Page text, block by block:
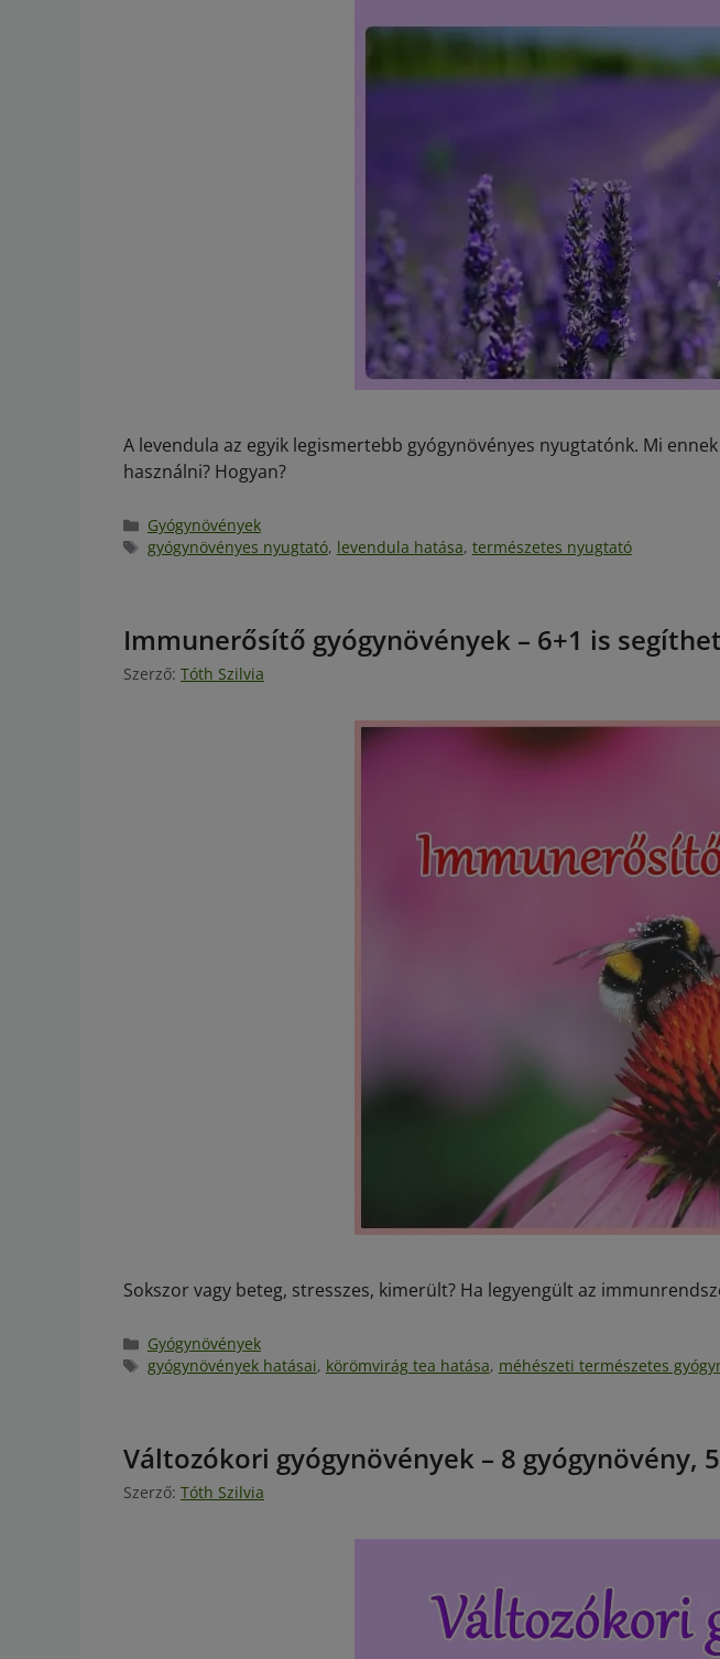
A levendula az egyik legismertebb gyógynövényes nyugtatónk. Mi
használni? Hogyan?
Gyógynövények
gyógynövényes nyugtató, levendula hatása, természetes nyugtató
Immunerősítő gyógynövények – 6+1 is segíthet
Szerző: Tóth Szilvia
Sokszor vagy beteg, stresszes, kimerült? Ha legyengült az
Gyógynövények
gyógynövények hatásai, körömvirág tea hatása, méhészeti természetes
Változókori gyógynövények – 8 gyógynövény,
Szerző: Tóth Szilvia